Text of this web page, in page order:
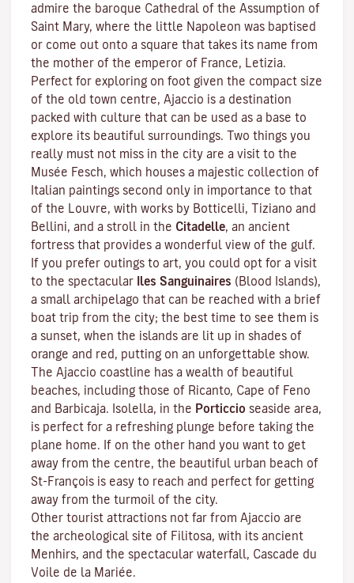
admire the baroque Cathedral of the Assumption of
Saint Mary, where the little Napoleon was baptised
or come out onto a square that takes its name from
the mother of the emperor of France, Letizia.
Perfect for exploring on foot given the compact size
of the old town centre, Ajaccio is a destination
packed with culture that can be used as a base to
explore its beautiful surroundings. Two things you
really must not miss in the city are a visit to the
Musée Fesch, which houses a majestic collection of
Italian paintings second only in importance to that
of the Louvre, with works by Botticelli, Tiziano and
Bellini, and a stroll in the Citadelle, an ancient
fortress that provides a wonderful view of the gulf.
If you prefer outings to art, you could opt for a visit
to the spectacular Iles Sanguinaires (Blood Islands),
a small archipelago that can be reached with a brief
boat trip from the city; the best time to see them is
a sunset, when the islands are lit up in shades of
orange and red, putting on an unforgettable show.
The Ajaccio coastline has a wealth of beautiful
beaches, including those of Ricanto, Cape of Feno
and Barbicaja.
Isolella, in the Porticcio seaside area,
is perfect for a refreshing plunge before taking the
plane home. If on the other hand you want to get
away from the centre, the beautiful urban beach of
St-François is easy to reach and perfect for getting
away from the turmoil of the city.
Other tourist attractions not far from Ajaccio are
the archeological site of Filitosa, with its ancient
Menhirs, and the spectacular waterfall, Cascade du
Voile de la Mariée.